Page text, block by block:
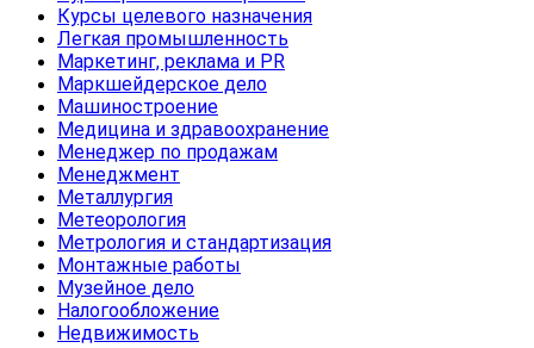
Курсы целевого назначения
Легкая промышленность
Маркетинг, реклама и PR
Маркшейдерское дело
Машиностроение
Медицина и здравоохранение
Менеджер по продажам
Менеджмент
Металлургия
Метеорология
Метрология и стандартизация
Монтажные работы
Музейное дело
Налогообложение
Недвижимость